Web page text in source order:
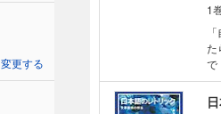
1
た
で
多
変更する